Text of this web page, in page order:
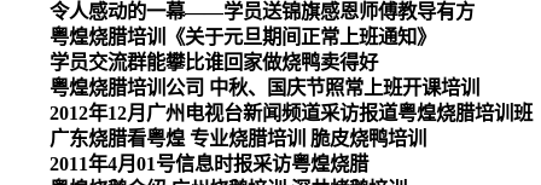
令人感动的一幕——学员送锦旗感恩师傅教导有方
粤煌烧腊培训《关于元旦期间正常上班通知》
学员交流群能攀比谁回家做烧鸭卖得好
粤煌烧腊培训公司 中秋、国庆节照常上班开课培训
2012年12月广州电视台新闻频道采访报道粤煌烧腊培训班
广东烧腊看粤煌 专业烧腊培训 脆皮烧鸭培训
2011年4月01号信息时报采访粤煌烧腊